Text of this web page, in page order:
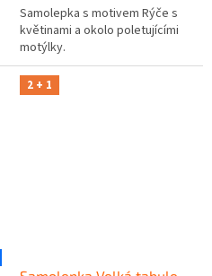
Samolepka s motivem Rýče s
květinami a okolo poletujícími
motýlky.
2 + 1